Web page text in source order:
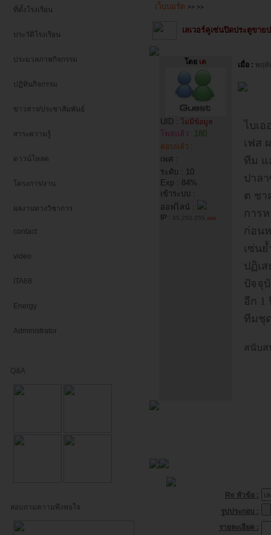
ที่ตั้งโรงเรียน
ประวัติโรงเรียน
ประมวลภาพกิจกรรม
ปฏิทินกิจกรรม
ข่าวสาร/ประชาสัมพันธ์
สาระความรู้
ดาวน์โหลด
โครงการ/งาน
ผลงานทางวิชาการ
contact
video
ITA68
Energy
Administrator
Q&A
สอบถามความพึงพอใจ
เว็บบอร์ด >> >>
เลเวอร์คูเซ่นปิดประตูขา
โดย เด
UID : ไม่มีข้อมูล
โพสแล้ว : 180
ตอบแล้ว :
เพศ :
ระดับ : 10
Exp : 84%
เข้าระบบ :
ออฟไลน์ :
IP : 45.250.255. xxx
เมื่อ : พฤหั
ไบเ
เฟส
ทีม แ
ปาล
ต ชา
การ
ก่อน
เซ่น
ปฏิเ
ปัจจุ
อีก 1
ทีมชุ
สนับส
Re หัวข้อ :
รูปประกอบ :
รายละเอียด :